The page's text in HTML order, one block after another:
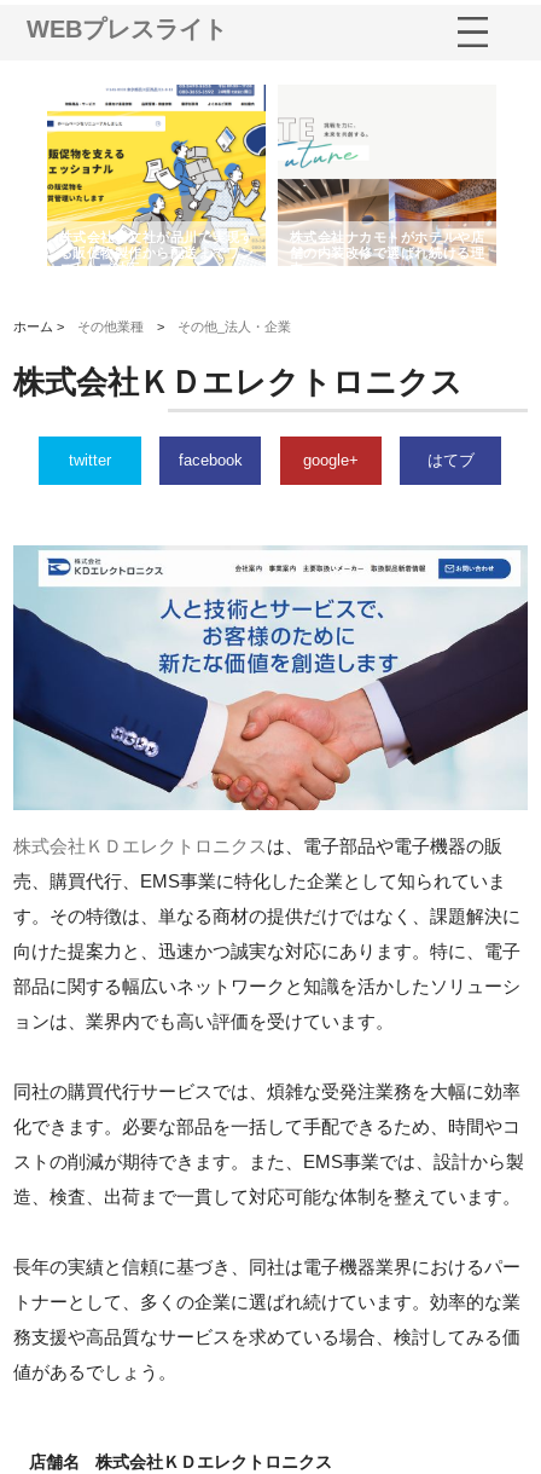
WEBプレスライト
株式会社耕文社が品川で実現す
る販促物製作から配送までワン
ストップ対応
株式会社ナカモトがホテルや店
舗の内装改修で選ばれ続ける理
由
ホーム > その他業種 > その他_法人・企業
株式会社ＫＤエレクトロニクス
twitter facebook google+ はてブ
株式会社ＫＤエレクトロニクス は、電子部品や電子機器の販
売、購買代行、EMS事業に特化した企業として知られていま
す。その特徴は、単なる商材の提供だけではなく、課題解決に
向けた提案力と、迅速かつ誠実な対応にあります。特に、電子
部品に関する幅広いネットワークと知識を活かしたソリューシ
ョンは、業界内でも高い評価を受けています。
同社の購買代行サービスでは、煩雑な受発注業務を大幅に効率
化できます。必要な部品を一括して手配できるため、時間やコ
ストの削減が期待できます。また、EMS事業では、設計から製
造、検査、出荷まで一貫して対応可能な体制を整えています。
長年の実績と信頼に基づき、同社は電子機器業界におけるパー
トナーとして、多くの企業に選ばれ続けています。効率的な業
務支援や高品質なサービスを求めている場合、検討してみる価
値があるでしょう。
店舗名 株式会社ＫＤエレクトロニクス